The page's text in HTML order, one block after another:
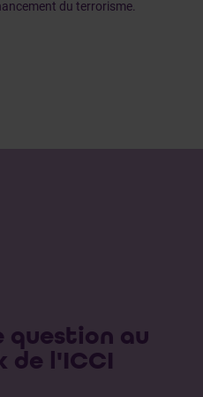
du terrorisme.
question au
de l'ICCI